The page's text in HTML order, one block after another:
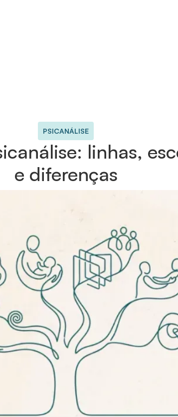
PSICANÁLISE
linhas,
e diferenças